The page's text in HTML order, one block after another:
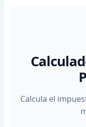
Calcula el